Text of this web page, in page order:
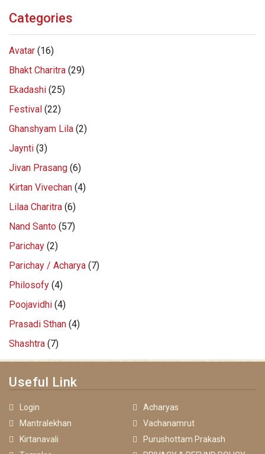
Categories
Avatar (16)
Bhakt Charitra (29)
Ekadashi (25)
Festival (22)
Ghanshyam Lila (2)
Jaynti (3)
Jivan Prasang (6)
Kirtan Vivechan (4)
Lilaa Charitra (6)
Nand Santo (57)
Parichay (2)
Parichay / Acharya (7)
Philosofy (4)
Poojavidhi (4)
Prasadi Sthan (4)
Shashtra (7)
Useful Link
Login
Acharyas
Mantralekhan
Vachanamrut
Kirtanavali
Purushottam Prakash